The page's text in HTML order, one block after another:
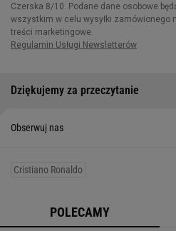
Dziękujemy za przeczytanie
Obserwuj nas
Cristiano Ronaldo
POLECAMY